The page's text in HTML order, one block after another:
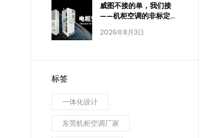
2026年8月3日
威图不接的单，我们接
——机柜空调的非标定
不到
标签
一体化设计
东莞机柜空调厂家